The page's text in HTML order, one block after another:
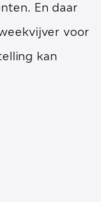
En daar
voor
kan